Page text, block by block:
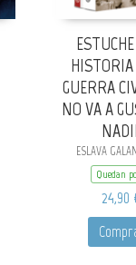
GUERRA
NO VA A
ESLAVA
Quedan
24,90